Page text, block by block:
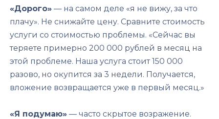
«Дорого» — на самом деле «я не вижу, за что
плачу». Не снижайте цену. Сравните стоимость
услуги со стоимостью проблемы. «Сейчас вы
теряете примерно 200 000 рублей в месяц на
этой проблеме. Наша услуга стоит 150 000
разово, но окупится за 3 недели. Получается,
вложение возвращается уже в первый месяц.»
«Я подумаю» — часто скрытое возражение.